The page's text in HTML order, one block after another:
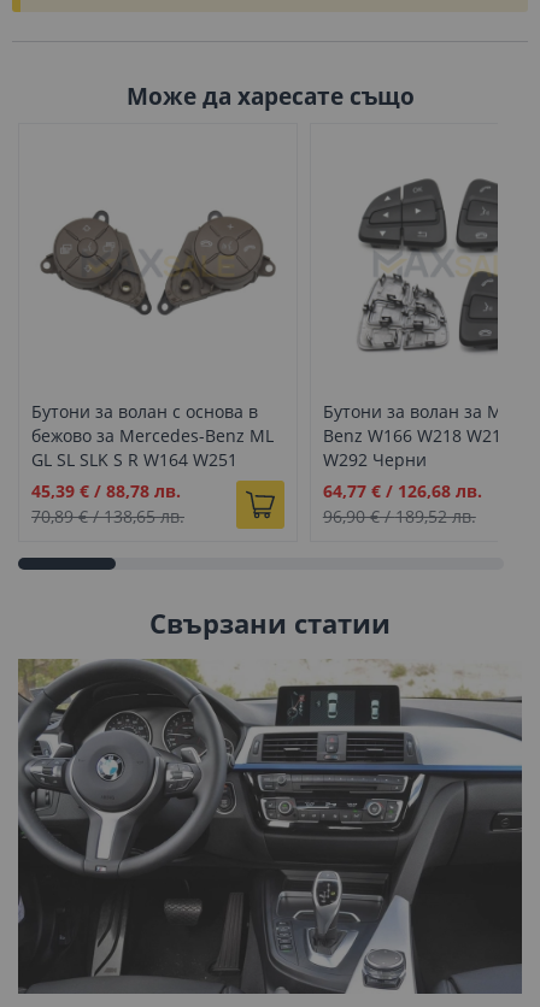
Може да харесате също
Бутони за волан с основа в
бежово за Mercedes-Benz ML
GL SL SLK S R W164 W251
W219 W230 W171
Промо
цена
45,39 € / 88,78 лв.
70,89 €/138,65 лв.
Бутони за волан за
Benz W166 W218 W213
W292 Черни
Промо
цена
64,77 €/ 126,68 лв.
96,90 €/189,52 лв.
Свързани статии